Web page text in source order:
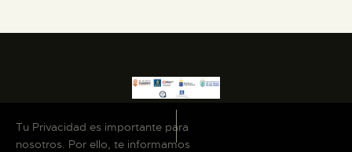
Tu Privacidad es importante para
nosotros. Por ello, te informamos